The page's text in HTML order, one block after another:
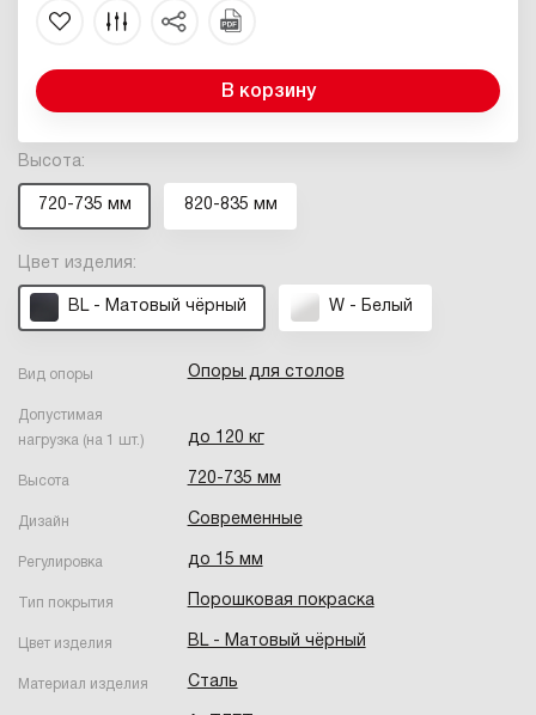
Высота:
720-735 мм 820-835 мм
Цвет изделия:
BL - Матовый чёрный W - Белый
Вид опоры Опоры для столов
Допустимая
нагрузка (на 1 шт.)
до 120 кг
Высота 720-735 мм
Дизайн Современные
Регулировка до 15 мм
Тип покрытия Порошковая покраска
Цвет изделия BL - Матовый чёрный
Материал изделия Сталь
В корзину